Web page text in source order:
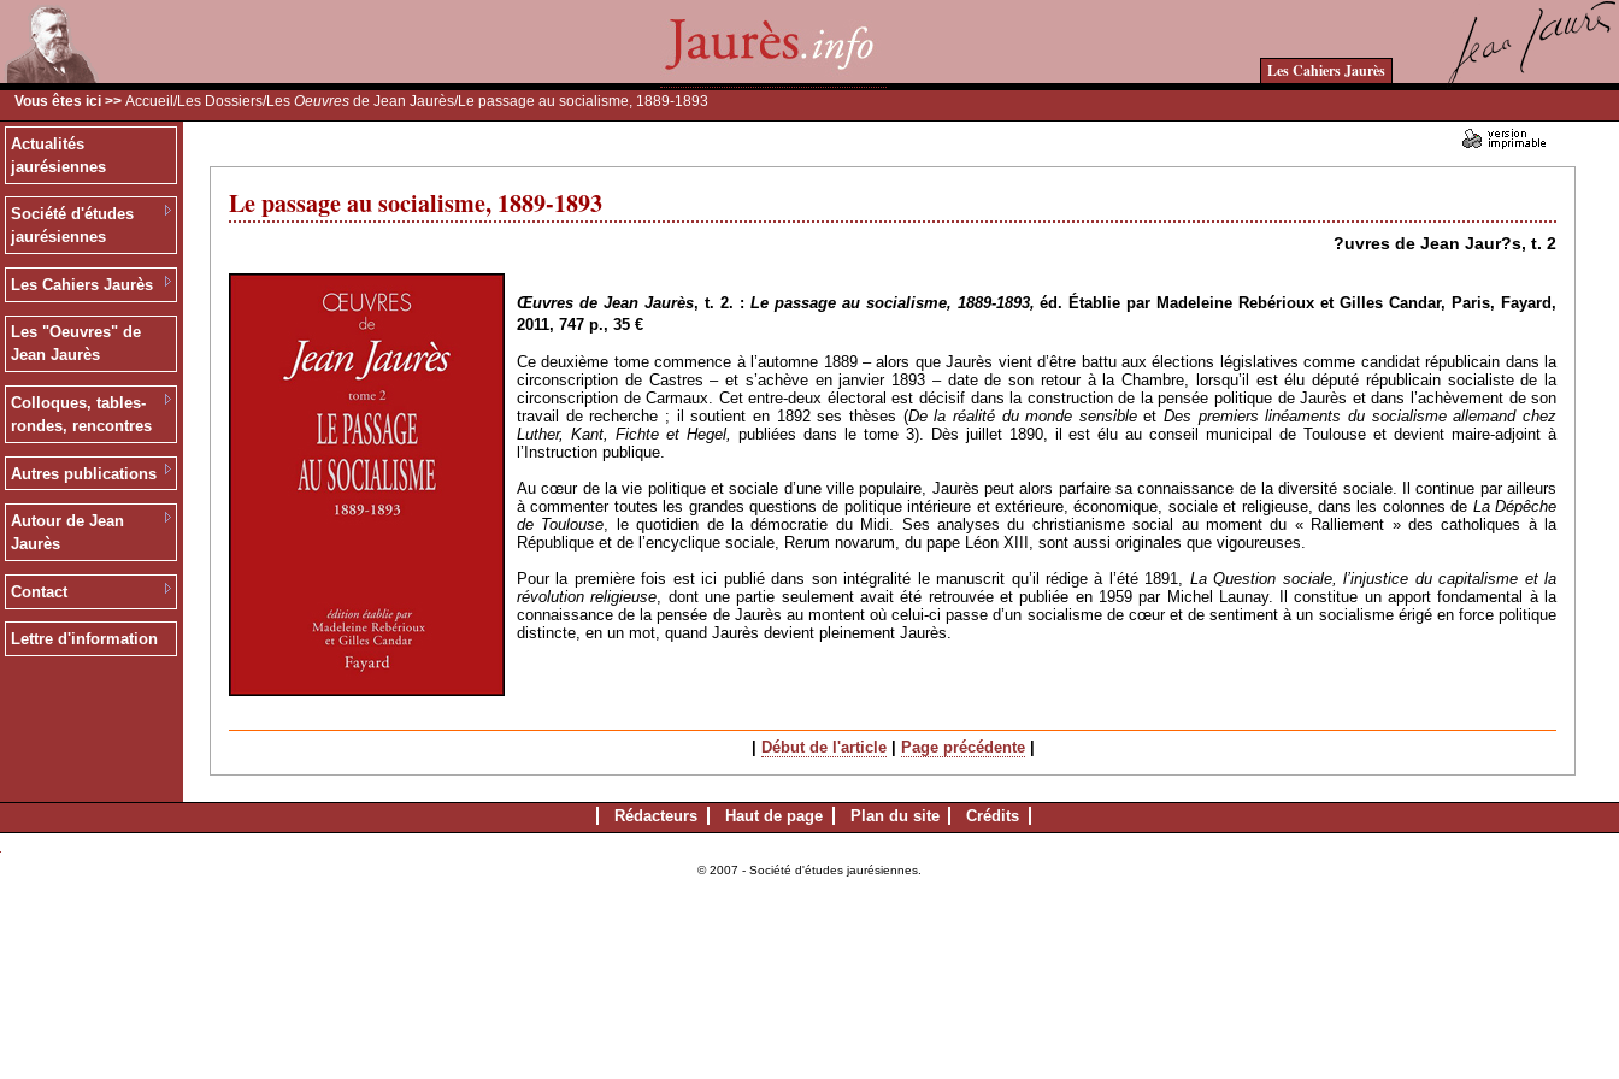
Les Cahiers Jaurès
Vous êtes ici >> Accueil /Les Dossiers/Les Oeuvres de Jean Jaurès/Le passage au socialisme, 1889-1893
Actualités
jaurésiennes
Société d'études
jaurésiennes
Les Cahiers Jaurès
Les "Oeuvres" de
Jean Jaurès
Colloques, tables-
rondes, rencontres
Autres publications
Autour de Jean
Jaurès
Contact
Lettre d'information
Le passage au socialisme, 1889-1893
?uvres de Jean Jaur?s, t. 2
Œuvres de Jean Jaurès, t. 2. : Le passage au socialisme, 1889-1893,éd. Établie par Madeleine Rebérioux et Gilles Candar, Paris, Fayard,
2011, 747 p., 35 €
Ce deuxième tome commence à l’automne 1889 – alors que Jaurès vient d’être battu aux élections législatives comme candidat républicain dans la
circonscription de Castres – et s’achève en janvier 1893 – date de son retour à la Chambre, lorsqu’il est élu député républicain socialiste de la
circonscription de Carmaux. Cet entre-deux électoral est décisif dans la construction de la pensée politique de Jaurès et dans l’achèvement de son
travail de recherche ; il soutient en 1892 ses thèses (De la réalité du monde sensibleetDes premiers linéaments du socialisme allemand chez
Luther, Kant, Fichte et Hegel,
publiées dans le tome 3). Dès juillet 1890, il est élu au conseil municipal de Toulouse et devient maire-adjoint à
l’Instruction publique.
Au cœur de la vie politique et sociale d’une ville populaire, Jaurès peut alors parfaire sa connaissance de la diversité sociale. Il continue par ailleurs
à commenter toutes les grandes questions de politique intérieure et extérieure, économique, sociale et religieuse, dans les colonnes de La Dépêche
de Toulouse , le quotidien de la démocratie du Midi. Ses analyses du christianisme social au moment du « Ralliement » des catholiques à la
République et de l’encyclique sociale, Rerum novarum, du pape Léon XIII, sont aussi originales que vigoureuses.
Pour la première fois est ici publié dans son intégralité le manuscrit qu’il rédige à l’été 1891, La Question sociale, l’injustice du capitalisme et la
révolution religieuse , dont une partie seulement avait été retrouvée et publiée en 1959 par Michel Launay. Il constitue un apport fondamental à la
connaissance de la pensée de Jaurès au montent où celui-ci passe d’un socialisme de cœur et de sentiment à un socialisme érigé en force politique
distincte, en un mot, quand Jaurès devient pleinement Jaurès.
Début de l'article| Page précédente|
Rédacteurs Haut de page Plan du site Crédits
© 2007 - Société d'études jaurésiennes.